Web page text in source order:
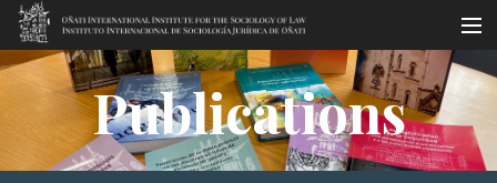
Skip to main content
Socio-legal Master
Workshops
Visiting scholars
Publications